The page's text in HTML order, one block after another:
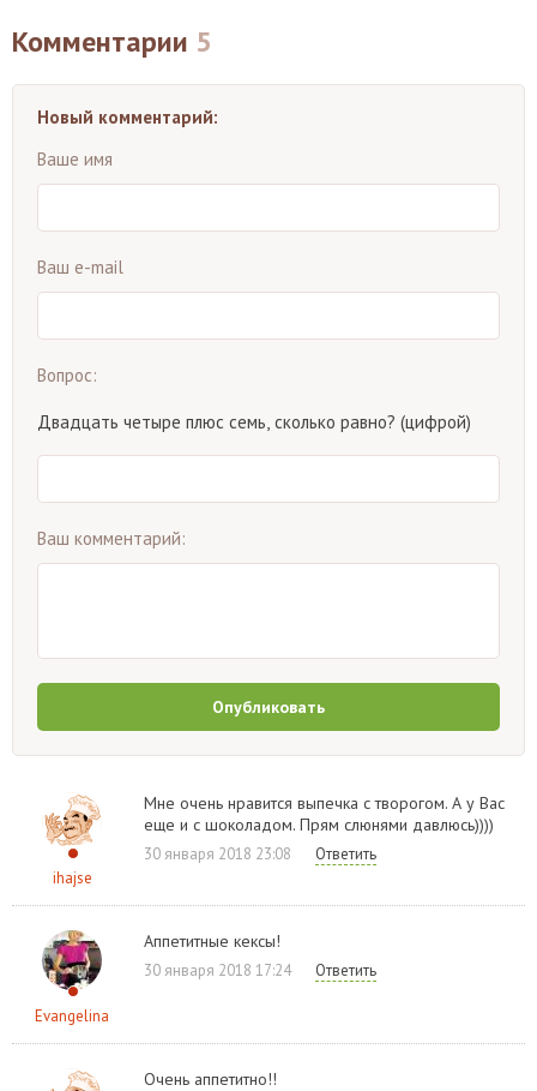
Комментарии 5
Новый комментарий:
Ваше имя
Ваш e-mail
Вопрос:
Двадцать четыре плюс семь, сколько равно? (цифрой)
Ваш комментарий:
Опубликовать
ihajse
Мне очень нравится выпечка с творогом. А у Вас
еще и с шоколадом. Прям слюнями давлюсь))))
30 января 2018 23:08 Ответить
Evangelina
Аппетитные кексы!
30 января 2018 17:24 Ответить
Очень аппетитно!!